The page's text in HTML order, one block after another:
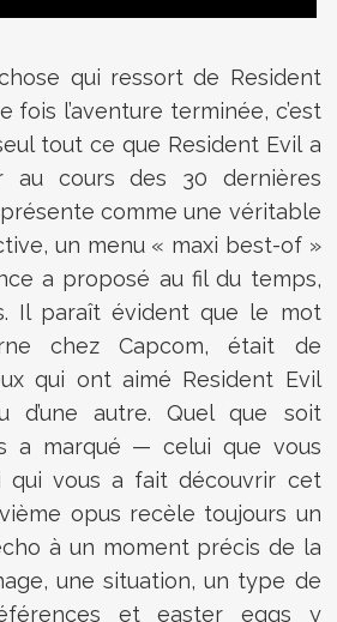
qui ressort de Resident
fois l’aventure terminée, c’est
tout ce que Resident Evil a
au cours des 30 dernières
comme une véritable
un menu « maxi best-of »
a proposé au fil du temps,
Il paraît évident que le mot
chez Capcom, était de
qui ont aimé Resident Evil
d’une autre. Quel que soit
a marqué — celui que vous
qui vous a fait découvrir cet
opus recèle toujours un
à un moment précis de la
une situation, un type de
et easter eggs y